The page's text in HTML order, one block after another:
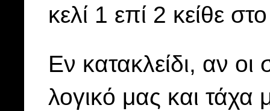
κελί 1 επί 2 κείθε
Εν κατακλείδι, αν
λογικό μας και τάχα